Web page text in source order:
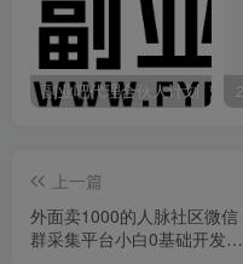
副业吧代理合伙人计划
上一篇
外面卖1000的人脉社区微信
群采集平台小白0基础开发教